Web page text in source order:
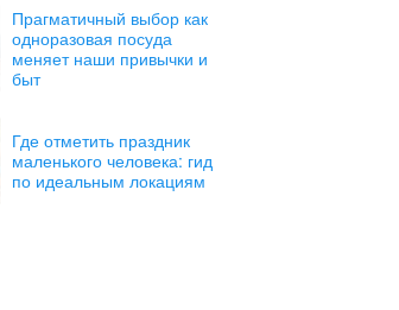
Прагматичный выбор как
одноразовая посуда
меняет наши привычки и
быт
Где отметить праздник
маленького человека: гид
по идеальным локациям